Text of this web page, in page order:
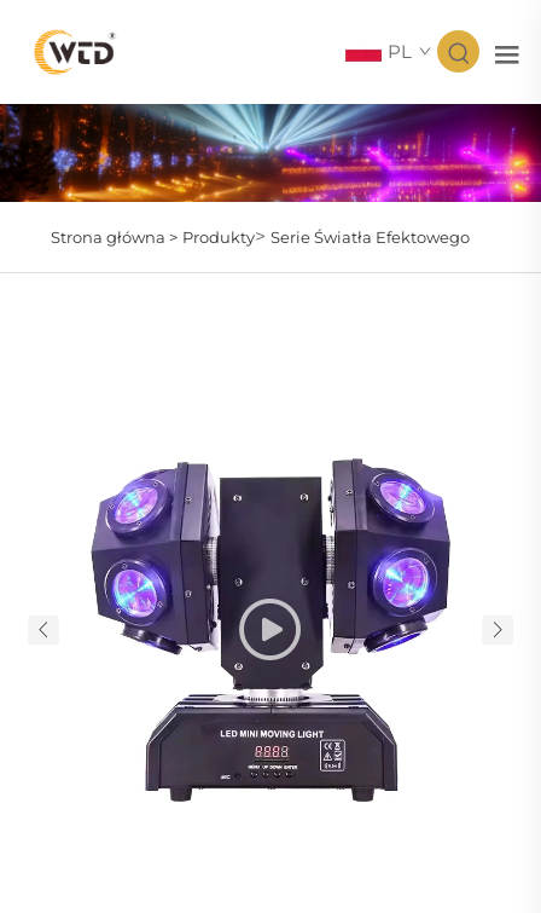
PL
Strona główna > Produkty> Serie Światła Efektowego